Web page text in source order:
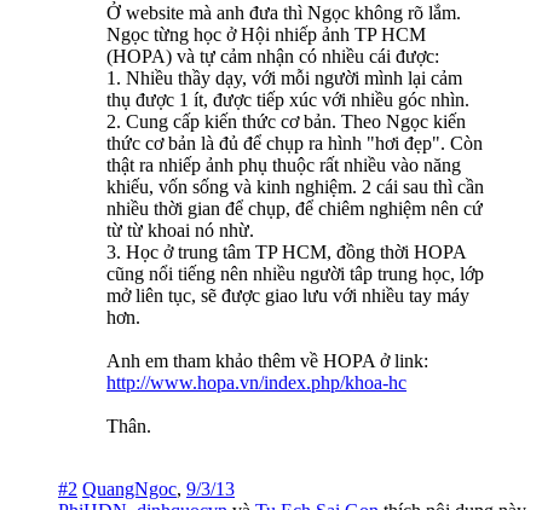
Ở website mà anh đưa thì Ngọc không rõ lắm.
Ngọc từng học ở Hội nhiếp ảnh TP HCM
(HOPA) và tự cảm nhận có nhiều cái được:
1. Nhiều thầy dạy, với mỗi người mình lại cảm
thụ được 1 ít, được tiếp xúc với nhiều góc nhìn.
2. Cung cấp kiến thức cơ bản. Theo Ngọc kiến
thức cơ bản là đủ để chụp ra hình "hơi đẹp". Còn
thật ra nhiếp ảnh phụ thuộc rất nhiều vào năng
khiếu, vốn sống và kinh nghiệm. 2 cái sau thì cần
nhiều thời gian để chụp, để chiêm nghiệm nên cứ
từ từ khoai nó nhừ.
3. Học ở trung tâm TP HCM, đồng thời HOPA
cũng nổi tiếng nên nhiều người tâp trung học, lớp
mở liên tục, sẽ được giao lưu với nhiều tay máy
hơn.
Anh em tham khảo thêm về HOPA ở link:
http://www.hopa.vn/index.php/khoa-hc
Thân.
#2 QuangNgoc, 9/3/13